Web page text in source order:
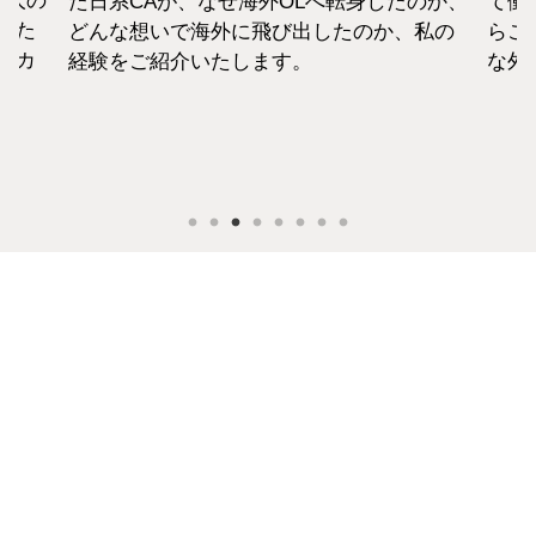
の
らこそ、それぞれの考えも違います。そん
な外資系CAのお金事情をお話します。